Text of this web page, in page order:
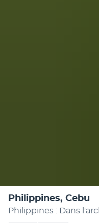
Philippines, Cebu
Philippines : Dans